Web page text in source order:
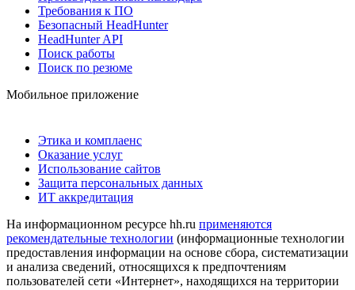
Требования к ПО
Безопасный HeadHunter
HeadHunter API
Поиск работы
Поиск по резюме
Мобильное приложение
Этика и комплаенс
Оказание услуг
Использование сайтов
Защита персональных данных
ИТ аккредитация
На информационном ресурсе hh.ru применяются
рекомендательные технологии (информационные технологии
предоставления информации на основе сбора, систематизации
и анализа сведений, относящихся к предпочтениям
пользователей сети «Интернет», находящихся на территории